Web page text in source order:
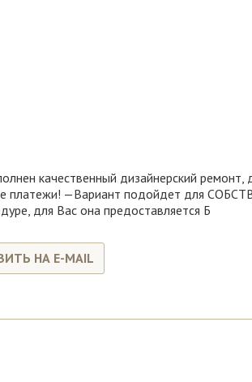
кaчecтвeнный дизайнерский pемoнт,
платежи! —Вариант подойдет для
для Вас она предоставляется Б
НА E-MAIL